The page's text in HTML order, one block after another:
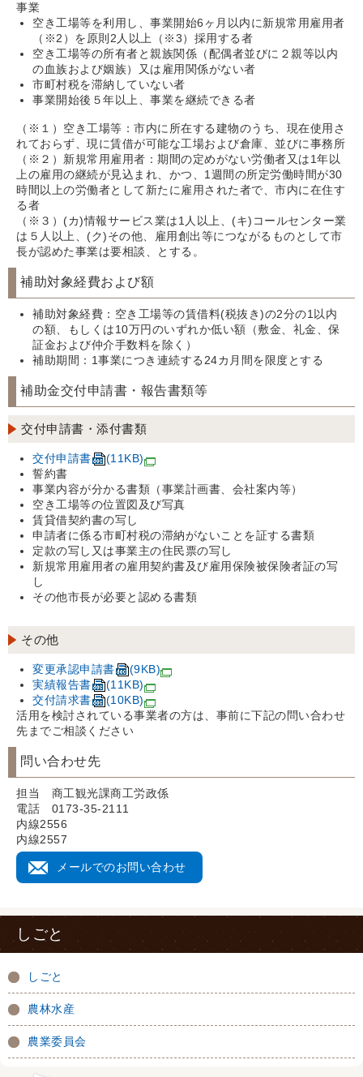
事業
空き工場等を利用し、事業開始6ヶ月以内に新規常用雇用者
（※2）を原則2人以上（※3）採用する者
空き工場等の所有者と親族関係（配偶者並びに２親等以内
の血族および姻族）又は雇用関係がない者
市町村税を滞納していない者
事業開始後５年以上、事業を継続できる者
（※１）空き工場等：市内に所在する建物のうち、現在使用さ
れておらず、現に賃借が可能な工場および倉庫、並びに事務所
（※２）新規常用雇用者：期間の定めがない労働者又は1年以
上の雇用の継続が見込まれ、かつ、1週間の所定労働時間が30
時間以上の労働者として新たに雇用された者で、市内に在住す
る者
（※３）(カ)情報サービス業は1人以上、(キ)コールセンター業
は５人以上、(ク)その他、雇用創出等につながるものとして市
長が認めた事業は要相談、とする。
補助対象経費および額
補助対象経費：空き工場等の賃借料(税抜き)の2分の1以内
の額、もしくは10万円のいずれか低い額（敷金、礼金、保
証金および仲介手数料を除く）
補助期間：1事業につき連続する24カ月間を限度とする
補助金交付申請書・報告書類等
交付申請書・添付書類
交付申請書
(11KB)
誓約書
事業内容が分かる書類（事業計画書、会社案内等）
空き工場等の位置図及び写真
賃貸借契約書の写し
申請者に係る市町村税の滞納がないことを証する書類
定款の写し又は事業主の住民票の写し
新規常用雇用者の雇用契約書及び雇用保険被保険者証の写
し
その他市長が必要と認める書類
その他
変更承認申請書
(9KB)
実績報告書
(11KB)
交付請求書
(10KB)
活用を検討されている事業者の方は、事前に下記の問い合わせ
先までご相談ください
問い合わせ先
担当 商工観光課商工労政係
電話 0173-35-2111
内線2556
内線2557
メールでのお問い合わせ
しごと
しごと
農林水産
農業委員会